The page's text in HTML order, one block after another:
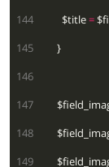
144
        $title
=
145
      }
146
147
148
149